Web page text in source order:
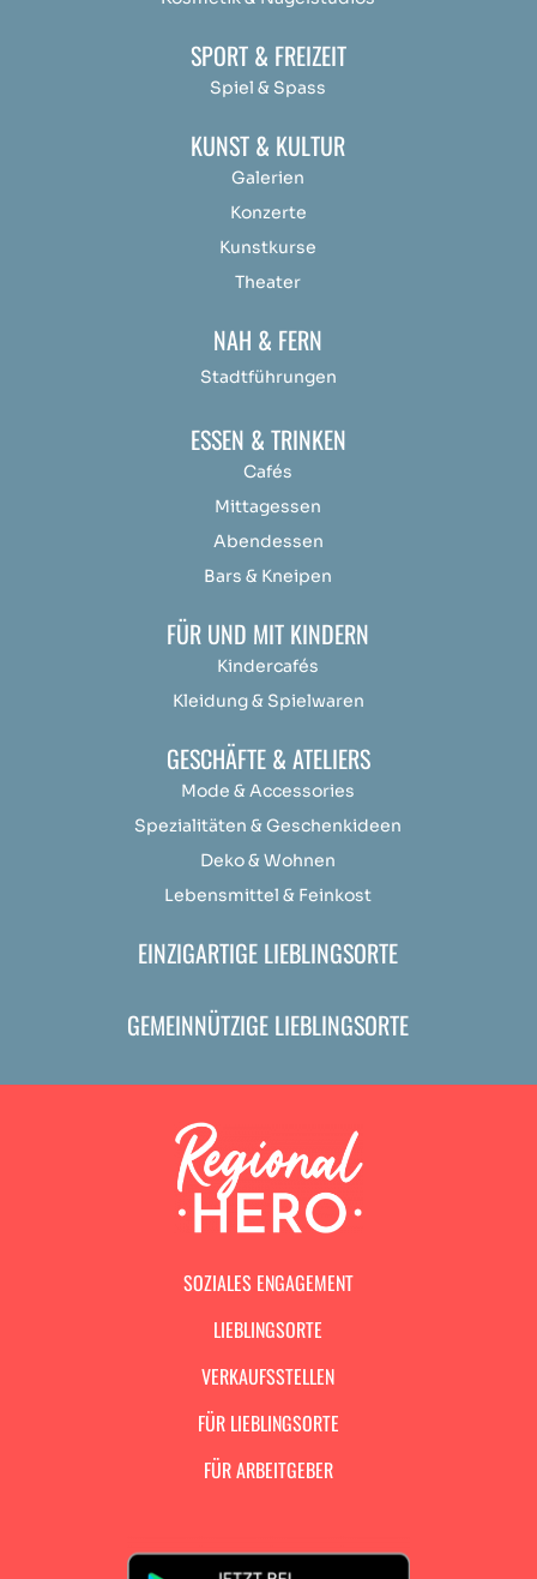
SPORT & FREIZEIT
Spiel & Spass
KUNST & KULTUR
Galerien
Konzerte
Kunstkurse
Theater
NAH & FERN
Stadtführungen
ESSEN & TRINKEN
Cafés
Mittagessen
Abendessen
Bars & Kneipen
FÜR UND MIT KINDERN
Kindercafés
Kleidung & Spielwaren
GESCHÄFTE & ATELIERS
Mode & Accessories
Spezialitäten & Geschenkideen
Deko & Wohnen
Lebensmittel & Feinkost
EINZIGARTIGE LIEBLINGSORTE
GEMEINNÜTZIGE LIEBLINGSORTE
SOZIALES ENGAGEMENT
LIEBLINGSORTE
VERKAUFSSTELLEN
FÜR LIEBLINGSORTE
FÜR ARBEITGEBER